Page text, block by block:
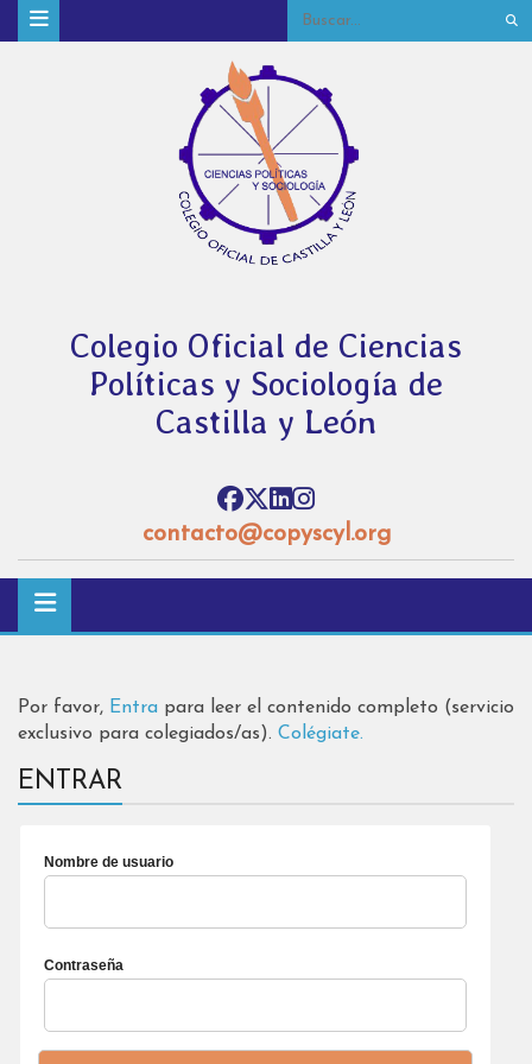
Colegio Oficial de Ciencias
Políticas y Sociología de
Castilla y León
contacto@copyscyl.org
Por favor, Entra para leer el contenido completo (servicio
exclusivo para colegiados/as). Colégiate.
ENTRAR
Nombre de usuario
Contraseña